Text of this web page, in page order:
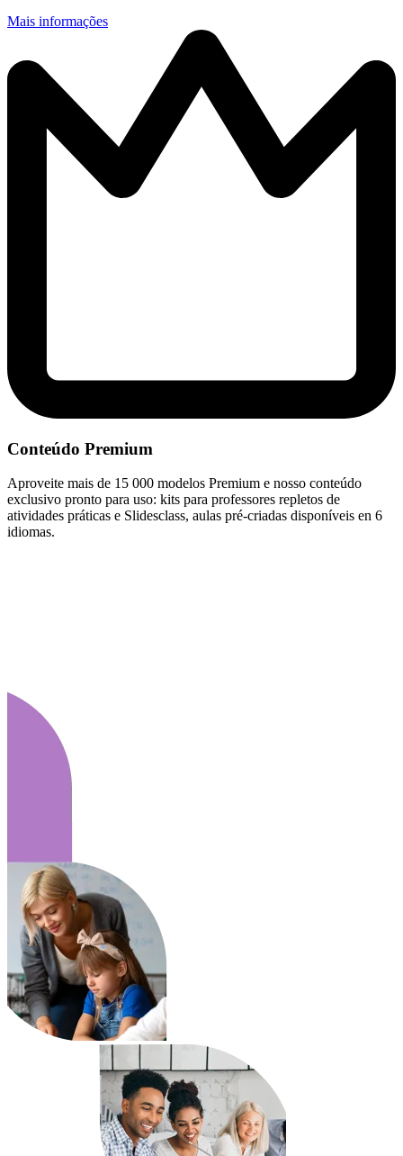
Mais informações
Conteúdo Premium
Aproveite mais de 15 000 modelos Premium e nosso conteúdo
exclusivo pronto para uso: kits para professores repletos de
atividades práticas e Slidesclass, aulas pré-criadas disponíveis en 6
idiomas.